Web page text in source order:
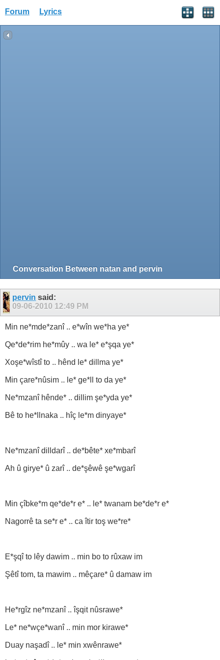
Forum Lyrics
Conversation Between natan and pervin
pervin said:
09-06-2010 12:49 PM
Min ne*mde*zanî .. e*wîn we*ha ye*
Qe*de*rim he*mûy .. wa le* e*şqa ye*
Xoşe*wîstî to .. hênd le* dillma ye*
Min çare*nûsim .. le* ge*ll to da ye*
Ne*mzanî hênde* .. dillim şe*yda ye*
Bê to he*llnaka .. hîç le*m dinyaye*
Ne*mzanî dilldarî .. de*bête* xe*mbarî
Ah û girye* û zarî .. de*şêwê şe*wgarî
Min çîbke*m qe*de*r e* .. le* twanam be*de*r e*
Nagorrê ta se*r e* .. ca îtir toş we*re*
E*şqî to lêy dawim .. min bo to rûxaw im
Şêtî tom, ta mawim .. mêçare* û damaw im
He*rgîz ne*mzanî .. îşqit nûsrawe*
Le* ne*wçe*wanî .. min mor kirawe*
Duay naşadî .. le* min xwênrawe*